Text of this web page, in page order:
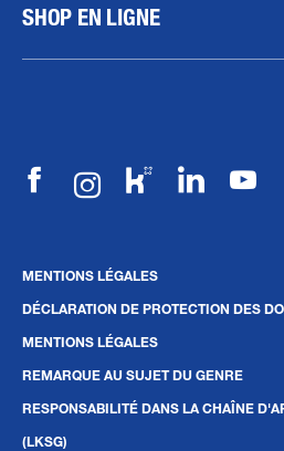
SHOP EN LIGNE
MENTIONS LÉGALES
DÉCLARATION DE PROTECTION DES
MENTIONS LÉGALES
REMARQUE AU SUJET DU GENRE
RESPONSABILITÉ DANS LA CHAÎNE
(LKSG)